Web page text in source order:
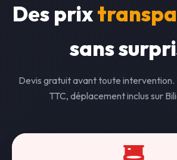
Des prix
sans
Devis gratuit avant toute intervention.
TTC, déplacement inclus sur